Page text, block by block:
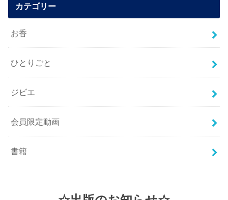
カテゴリー
お香
ひとりごと
ジビエ
会員限定動画
書籍